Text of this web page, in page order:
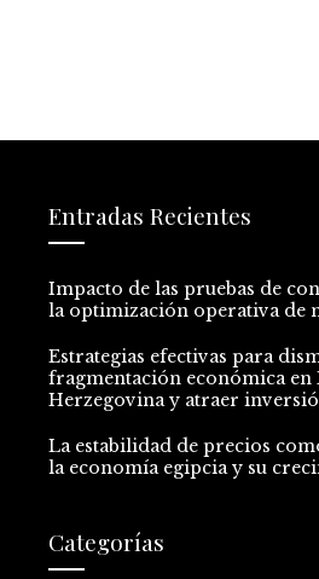
Entradas Recientes
Impacto de las pruebas de
la optimización operativa de
Estrategias efectivas para
fragmentación económica en
Herzegovina y atraer
La estabilidad de precios
la economía egipcia y su
Categorías